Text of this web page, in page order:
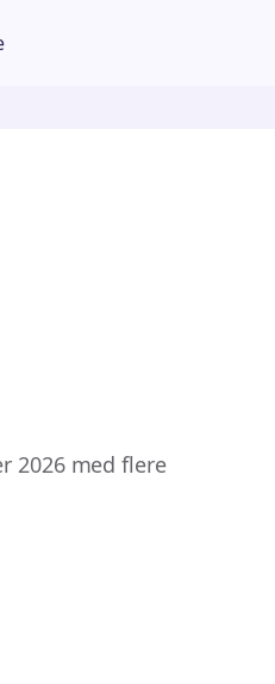
2026 med flere